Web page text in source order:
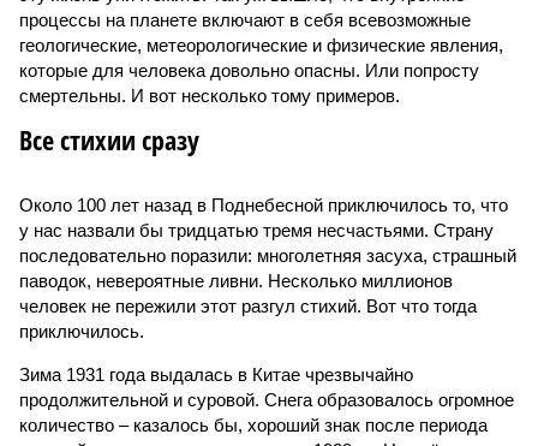
процессы на планете включают в себя всевозможные
геологические, метеорологические и физические явления,
которые для человека довольно опасны. Или попросту
смертельны. И вот несколько тому примеров.
Все стихии сразу
Около 100 лет назад в Поднебесной приключилось то, что
у нас назвали бы тридцатью тремя несчастьями. Страну
последовательно поразили: многолетняя засуха, страшный
паводок, невероятные ливни. Несколько миллионов
человек не пережили этот разгул стихий. Вот что тогда
приключилось.
Зима 1931 года выдалась в Китае чрезвычайно
продолжительной и суровой. Снега образовалось огромное
количество – казалось бы, хороший знак после периода